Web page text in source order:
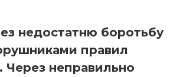
недостатню боротьбу
правил
Через неправильно